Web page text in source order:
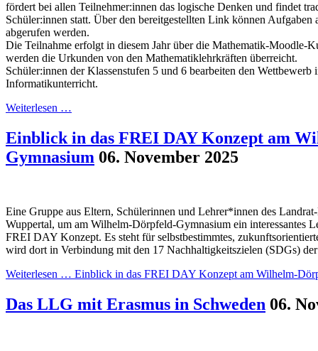
fördert bei allen Teilnehmer:innen das logische Denken und findet
Schüler:innen statt. Über den bereitgestellten Link können Aufgaben
abgerufen werden.
Die Teilnahme erfolgt in diesem Jahr über die Mathematik-Moodle-
werden die Urkunden von den Mathematiklehrkräften überreicht.
Schüler:innen der Klassenstufen 5 und 6 bearbeiten den Wettbewerb
Informatikunterricht.
Weiterlesen …
Einblick in das FREI DAY Konzept am
Gymnasium 06. November 2025
Eine Gruppe aus Eltern, Schülerinnen und Lehrer*innen des
Wuppertal, um am Wilhelm-Dörpfeld-Gymnasium ein interessantes
FREI DAY Konzept. Es steht für selbstbestimmtes,
wird dort in Verbindung mit den 17 Nachhaltigkeitszielen (SDGs)
Weiterlesen … Einblick in das FREI DAY Konzept am Wilhelm-
Das LLG mit Erasmus in Schweden 06.